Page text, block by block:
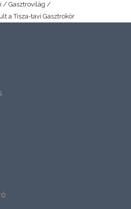
/ Gasztrovilág /
a Tisza-tavi Gasztrokör